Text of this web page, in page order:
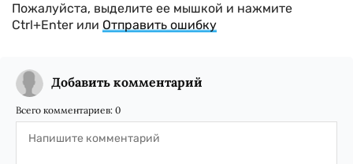
Пожалуйста, выделите ее мышкой и нажмите
Ctrl+Enter или Отправить ошибку
Добавить комментарий
Всего комментариев: 0